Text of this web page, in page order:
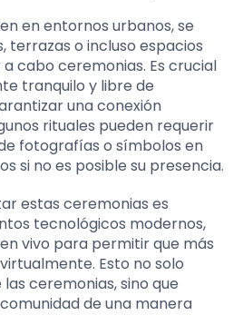
en entornos urbanos, se
terrazas o incluso espacios
cabo ceremonias. Es crucial
tranquilo y libre de
una conexión
rituales pueden requerir
fotografías o símbolos en
si no es posible su presencia.
estas ceremonias es
tecnológicos modernos,
vivo para permitir que más
Esto no solo
ceremonias, sino que
de una manera